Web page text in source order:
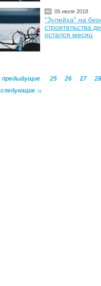
05 июля 2018
"Зулейха" на
строительства
остался месяц
предыдущие 25 26 27
28
следующие